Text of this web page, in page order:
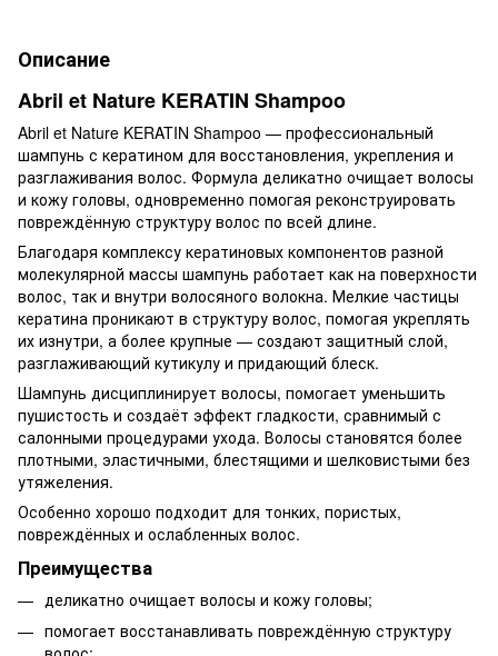
Описание
Abril et Nature KERATIN Shampoo
Abril et Nature KERATIN Shampoo — профессиональный
шампунь с кератином для восстановления, укрепления и
разглаживания волос. Формула деликатно очищает волосы
и кожу головы, одновременно помогая реконструировать
повреждённую структуру волос по всей длине.
Благодаря комплексу кератиновых компонентов разной
молекулярной массы шампунь работает как на поверхности
волос, так и внутри волосяного волокна. Мелкие частицы
кератина проникают в структуру волос, помогая укреплять
их изнутри, а более крупные — создают защитный слой,
разглаживающий кутикулу и придающий блеск.
Шампунь дисциплинирует волосы, помогает уменьшить
пушистость и создаёт эффект гладкости, сравнимый с
салонными процедурами ухода. Волосы становятся более
плотными, эластичными, блестящими и шелковистыми без
утяжеления.
Особенно хорошо подходит для тонких, пористых,
повреждённых и ослабленных волос.
Преимущества
деликатно очищает волосы и кожу головы;
помогает восстанавливать повреждённую структуру